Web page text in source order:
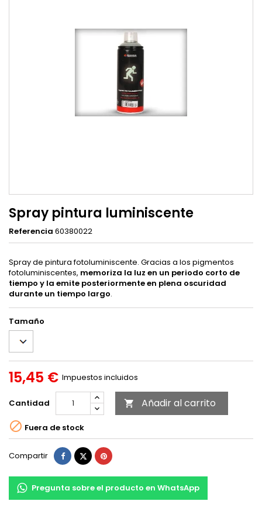
Spray pintura luminiscente
Referencia 60380022
Spray de pintura fotoluminiscente. Gracias a los pigmentos
fotoluminiscentes, memoriza la luz en un periodo corto de
tiempo y la emite posteriormente en plena oscuridad
durante un tiempo largo.
Tamaño
15,45 € Impuestos incluidos
Cantidad  Añadir al carrito
 Fuera de stock
Compartir Compartir
TuitearPinterest
Pregunta sobre el producto en WhatsApp